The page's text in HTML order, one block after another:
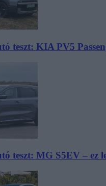
teszt: KIA PV5
teszt: MG S5EV – ez